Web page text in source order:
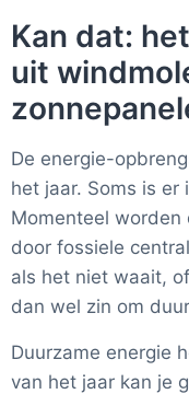
Kan dat:
uit
De energie-
het jaar. Soms is er
Momenteel worden
door fossiele
als het niet waait,
dan wel zin om
Duurzame energie
van het jaar kan je